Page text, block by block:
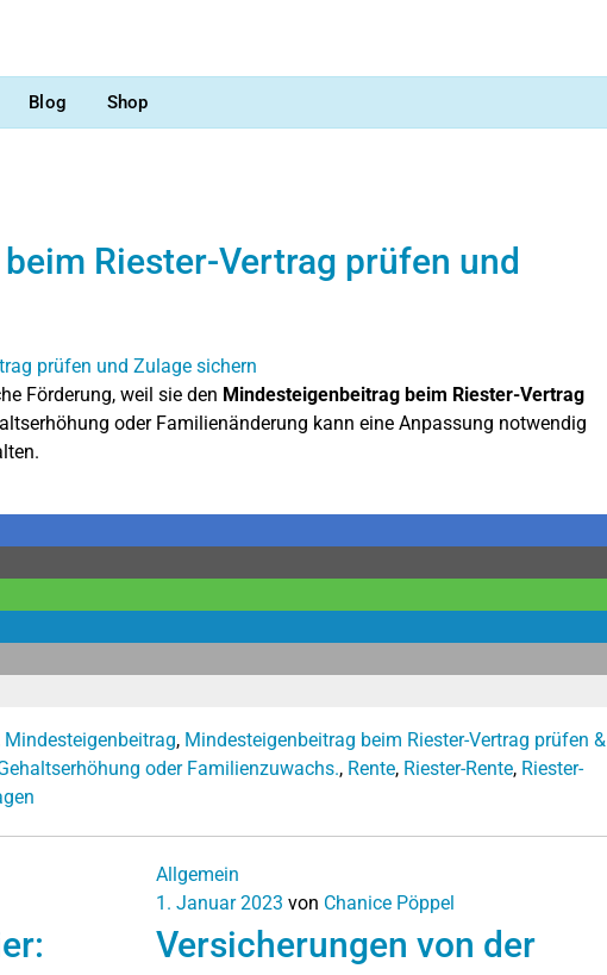
Blog Shop
Riester-Vertrag prüfen und
Förderung, weil sie den Mindesteigenbeitrag beim Riester-Vertrag
oder Familienänderung kann eine Anpassung notwendig
Mindesteigenbeitrag, Mindesteigenbeitrag beim Riester-Vertrag prüfen &
oder Familienzuwachs., Rente, Riester-Rente, Riester-
Allgemein
1. Januar 2023 von Chanice Pöppel
Versicherungen von der